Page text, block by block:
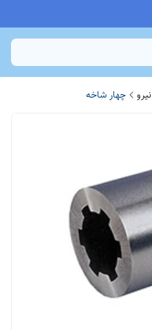
چهار شاخه